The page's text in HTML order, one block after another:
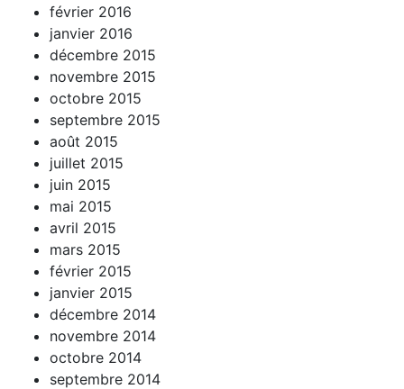
février 2016
janvier 2016
décembre 2015
novembre 2015
octobre 2015
septembre 2015
août 2015
juillet 2015
juin 2015
mai 2015
avril 2015
mars 2015
février 2015
janvier 2015
décembre 2014
novembre 2014
octobre 2014
septembre 2014